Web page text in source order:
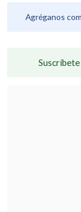
Agréganos